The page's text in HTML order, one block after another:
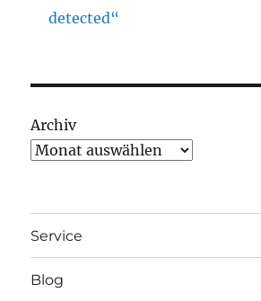
detected“
Archiv
Service
Blog